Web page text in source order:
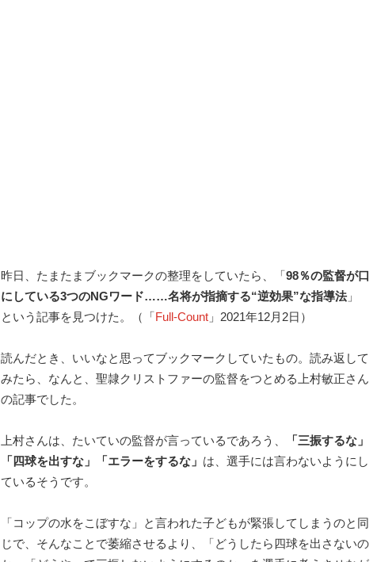
昨日、たまたまブックマークの整理をしていたら、「98％の監督が口
にしている3つのNGワード……名将が指摘する“逆効果”な指導法」
という記事を見つけた。（「Full-Count 」2021年12月2日）
読んだとき、いいなと思ってブックマークしていたもの。読み返して
みたら、なんと、聖隷クリストファーの監督をつとめる上村敏正さん
の記事でした。
上村さんは、たいていの監督が言っているであろう、
「三振するな」
「四球を出すな」「エラーをするな」 は、選手には言わないようにし
ているそうです。
「コップの水をこぼすな」と言われた子どもが緊張してしまうのと同
じで、そんなことで萎縮させるより、「どうしたら四球を出さないの